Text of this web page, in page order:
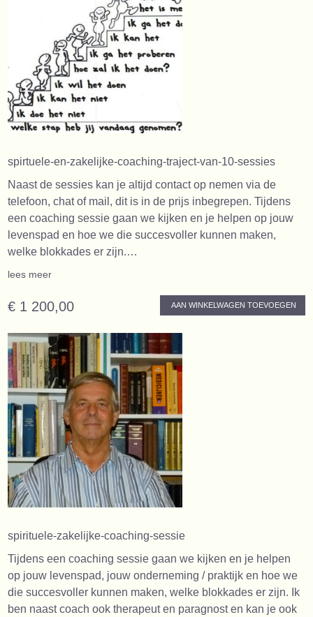
spirtuele-en-zakelijke-coaching-traject-van-10-sessies
Naast de sessies kan je altijd contact op nemen via de
telefoon, chat of mail, dit is in de prijs inbegrepen. Tijdens
een coaching sessie gaan we kijken en je helpen op jouw
levenspad en hoe we die succesvoller kunnen maken,
welke blokkades er zijn.…
lees meer
€ 1 200,00 AAN WINKELWAGEN TOEVOEGEN
spirituele-zakelijke-coaching-sessie
Tijdens een coaching sessie gaan we kijken en je helpen
op jouw levenspad, jouw onderneming / praktijk en hoe we
die succesvoller kunnen maken, welke blokkades er zijn. Ik
ben naast coach ook therapeut en paragnost en kan je ook